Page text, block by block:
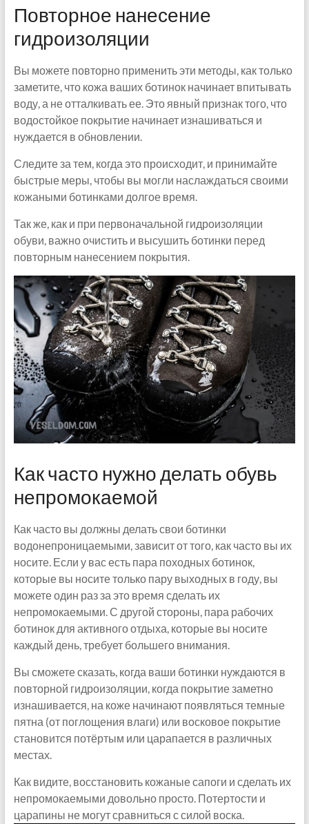
Повторное нанесение
гидроизоляции
Вы можете повторно применить эти методы, как только
заметите, что кожа ваших ботинок начинает впитывать
воду, а не отталкивать ее. Это явный признак того, что
водостойкое покрытие начинает изнашиваться и
нуждается в обновлении.
Следите за тем, когда это происходит, и принимайте
быстрые меры, чтобы вы могли наслаждаться своими
кожаными ботинками долгое время.
Так же, как и при первоначальной гидроизоляции
обуви, важно очистить и высушить ботинки перед
повторным нанесением покрытия.
Как часто нужно делать обувь
непромокаемой
Как часто вы должны делать свои ботинки
водонепроницаемыми, зависит от того, как часто вы их
носите. Если у вас есть пара походных ботинок,
которые вы носите только пару выходных в году, вы
можете один раз за это время сделать их
непромокаемыми. С другой стороны, пара рабочих
ботинок для активного отдыха, которые вы носите
каждый день, требует большего внимания.
Вы сможете сказать, когда ваши ботинки нуждаются в
повторной гидроизоляции, когда покрытие заметно
изнашивается, на коже начинают появляться темные
пятна (от поглощения влаги) или восковое покрытие
становится потёртым или царапается в различных
местах.
Как видите, восстановить кожаные сапоги и сделать их
непромокаемыми довольно просто. Потертости и
царапины не могут сравниться с силой воска.